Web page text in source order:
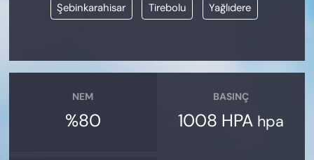
Şebinkarahisar Tirebolu Yağlıdere
NEM
%80
BASINÇ
1008 HPA hpa